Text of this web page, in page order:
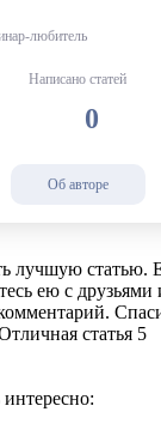
любитель
Написано статей
0
Об авторе
лучшую статью.
ею с друзьями
статья 5